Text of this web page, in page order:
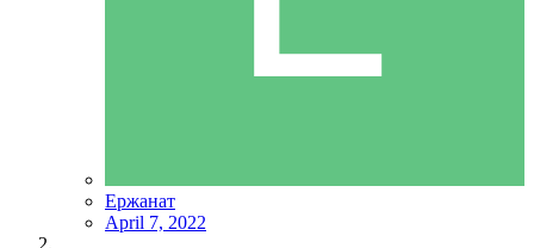
Ержанат
April 7, 2022